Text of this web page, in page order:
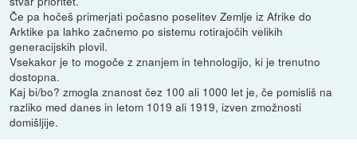
Če pa hočeš primerjati počasno poselitev Zemlje iz Afrike do
Arktike pa lahko začnemo po sistemu rotirajočih velikih
generacijskih plovil.
Vsekakor je to mogoče z znanjem in tehnologijo, ki je trenutno
dostopna.
Kaj bi/bo? zmogla znanost čez 100 ali 1000 let je, če pomisliš na
razliko med danes in letom 1019 ali 1919, izven zmožnosti
domišljije.